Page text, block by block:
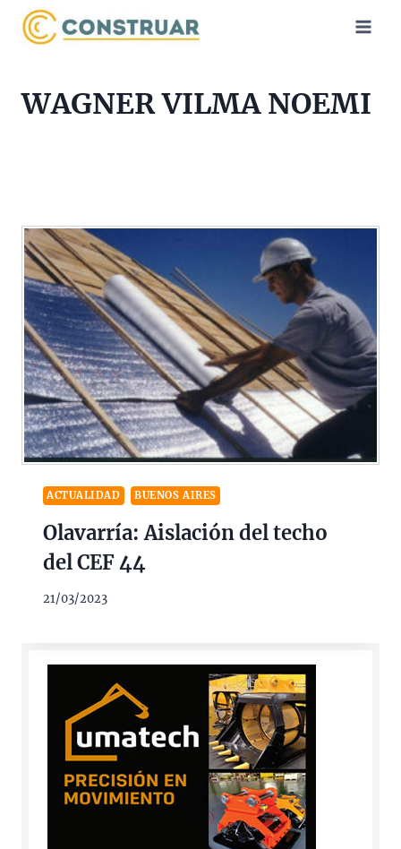
Saltar
WAGNER VILMA NOEMI
ACTUALIDAD BUENOS AIRES
Olavarría: Aislación del techo
del CEF 44
21/03/2023